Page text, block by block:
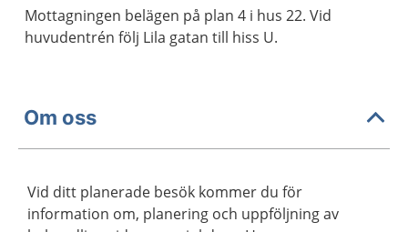
Mottagningen belägen på plan 4 i hus 22. Vid
huvudentrén följ Lila gatan till hiss U.
Om oss
Vid ditt planerade besök kommer du för
information om, planering och uppföljning av